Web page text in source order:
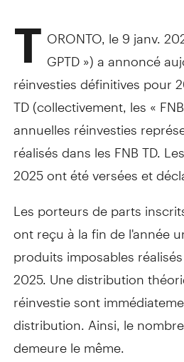
T ORONTO, le 9 janv.
GPTD ») a annoncé
réinvesties définitives pour
TD (collectivement, les «
annuelles réinvesties
réalisés dans les FNB TD.
2025 ont été versées et
Les porteurs de parts
ont reçu à la fin de l'année
produits imposables
2025. Une distribution
réinvestie sont
distribution. Ainsi, le
demeure le même.